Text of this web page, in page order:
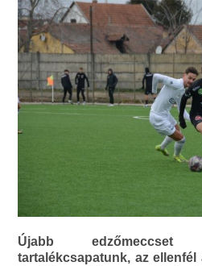
Újabb edzőmeccset
tartalékcsapatunk, az